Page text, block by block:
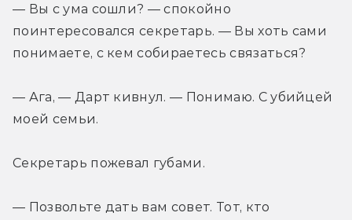
— Вы с ума сошли? — спокойно
поинтересовался секретарь. — Вы хоть сами
понимаете, с кем собираетесь связаться?
— Ага, — Дарт кивнул. — Понимаю. С убийцей
моей семьи.
Секретарь пожевал губами.
— Позвольте дать вам совет. Тот, кто